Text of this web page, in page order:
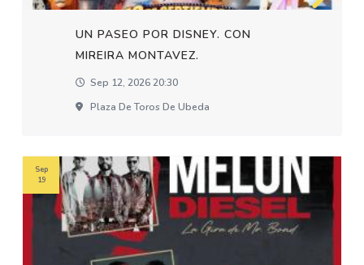
UN PASEO POR DISNEY. CON
MIREIRA MONTAVEZ.
Sep 12, 2026 20:30
Plaza De Toros De Ubeda
Sep
19